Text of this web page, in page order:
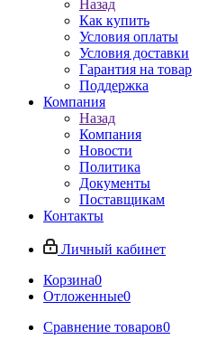
Назад
Как купить
Условия оплаты
Условия доставки
Гарантия на товар
Поддержка
Компания
Назад
Компания
Новости
Политика
Документы
Поставщикам
Контакты
Личный кабинет
Корзина0
Отложенные0
Сравнение товаров0